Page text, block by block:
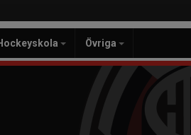
Övriga